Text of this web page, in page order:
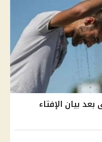
بيان الإفتاء